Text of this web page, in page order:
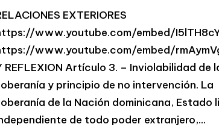
EXTERIORES
www.youtube.com/embed/
www.youtube.com/embed/
REFLEXION Artículo 3. – Inviolabilidad de
y principio de no intervención. La
de la Nación dominicana, Estado
de todo poder extranjero,…